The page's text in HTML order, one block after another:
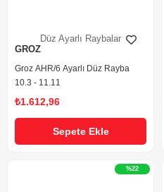
Düz Ayarlı Raybalar
GROZ
Groz AHR/6 Ayarlı Düz Rayba
10.3 - 11.11
₺1.612,96
Sepete Ekle
%22